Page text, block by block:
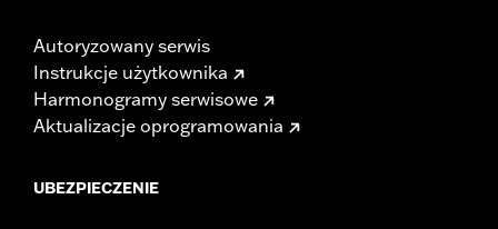
Autoryzowany serwis
Instrukcje użytkownika
Harmonogramy serwisowe
Aktualizacje oprogramowania
UBEZPIECZENIE